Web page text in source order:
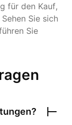
für den Kauf,
Sehen Sie sich
Sie